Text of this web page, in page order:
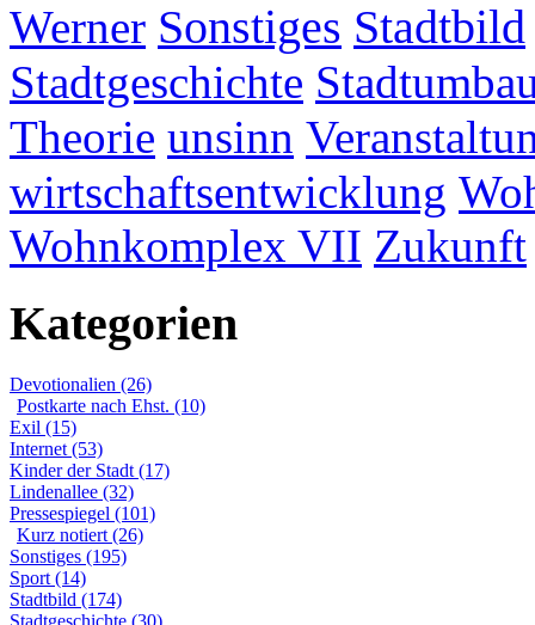
Werner Sonstiges Stadtbild
Stadtgeschichte
Theorie unsinn
wirtschaftsentwicklung
Wohnkomplex VII Zukunft
Kategorien
Devotionalien (26)
Postkarte nach Ehst. (10)
Exil (15)
Internet (53)
Kinder der Stadt (17)
Lindenallee (32)
Pressespiegel (101)
Kurz notiert (26)
Sonstiges (195)
Sport (14)
Stadtbild (174)
Stadtgeschichte (30)